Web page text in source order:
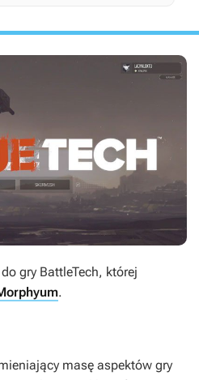
gry BattleTech, której
.
masę aspektów gry